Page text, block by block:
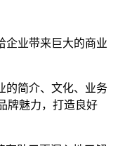
企业带来巨大的商业
的简介、文化、业务
牌魅力，打造良好